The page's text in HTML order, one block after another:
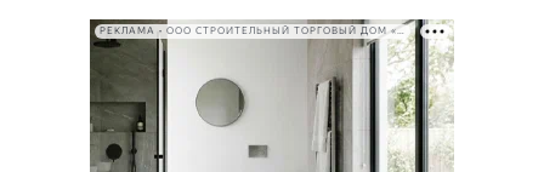
РЕКЛАМА • ООО СТРОИТЕЛЬНЫЙ ТОРГОВЫЙ ДОМ «ПЕТРОВИЧ». ИНН: 7802348846